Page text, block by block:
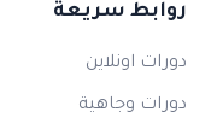
روابط سريعة
دورات اونلاين
دورات وجاهية